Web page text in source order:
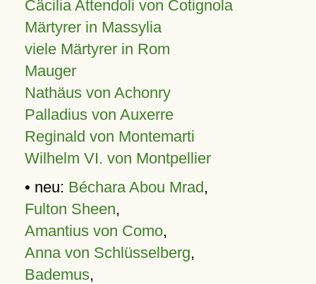
Cäcilia Attendoli von Cotignola
Märtyrer in Massylia
viele Märtyrer in Rom
Mauger
Nathäus von Achonry
Palladius von Auxerre
Reginald von Montemarti
Wilhelm VI. von Montpellier
• neu: Béchara Abou Mrad,
Fulton Sheen,
Amantius von Como,
Anna von Schlüsselberg,
Bademus,